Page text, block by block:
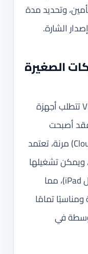
وتحديد مدة
الشارة.
الصغيرة
نعم. في الماضي، كانت أنظمة VMS تتطلب أجهزة
أصبحت
الأنظمة السحابية (Cloud-based SaaS) مرنة، تعتمد
ويمكن تشغيلها
باستخدام أجهزة لوحية بسيطة (مثل iPad)، مما
تمامًا
في